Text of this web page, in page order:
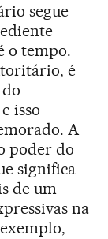
segue
o tempo.
é
isso
A
poder do
significa
de um
na